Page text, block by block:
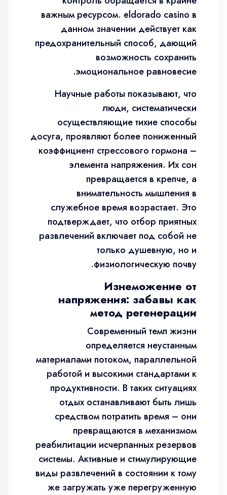
важным ресурсом. eldorado casino в
данном значении действует как
предохранительный способ, дающий
возможность сохранить
эмоциональное равновесие.
Научные работы показывают, что
люди, систематически
осуществляющие тихие способы
досуга, проявляют более пониженный
коэффициент стрессового гормона –
элемента напряжения. Их сон
превращается в крепче, а
внимательность мышления в
служебное время возрастает. Это
подтверждает, что отбор приятных
развлечений включает под собой не
только душевную, но и
физиологическую почву.
Изнеможение от
напряжения: забавы как
метод регенерации
Современный темп жизни
определяется неустанным
материалами потоком, параллельной
работой и высокими стандартами к
продуктивности. В таких ситуациях
отдых останавливают быть лишь
средством потратить время – они
превращаются в механизмом
реабилитации исчерпанных резервов
системы. Активные и стимулирующие
виды развлечений в состоянии к тому
же загружать уже перегруженную